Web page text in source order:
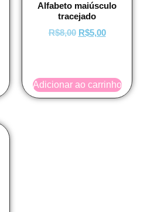
Alfabeto maiúsculo
tracejado
R$8,00 R$5,00
Adicionar ao carrinho